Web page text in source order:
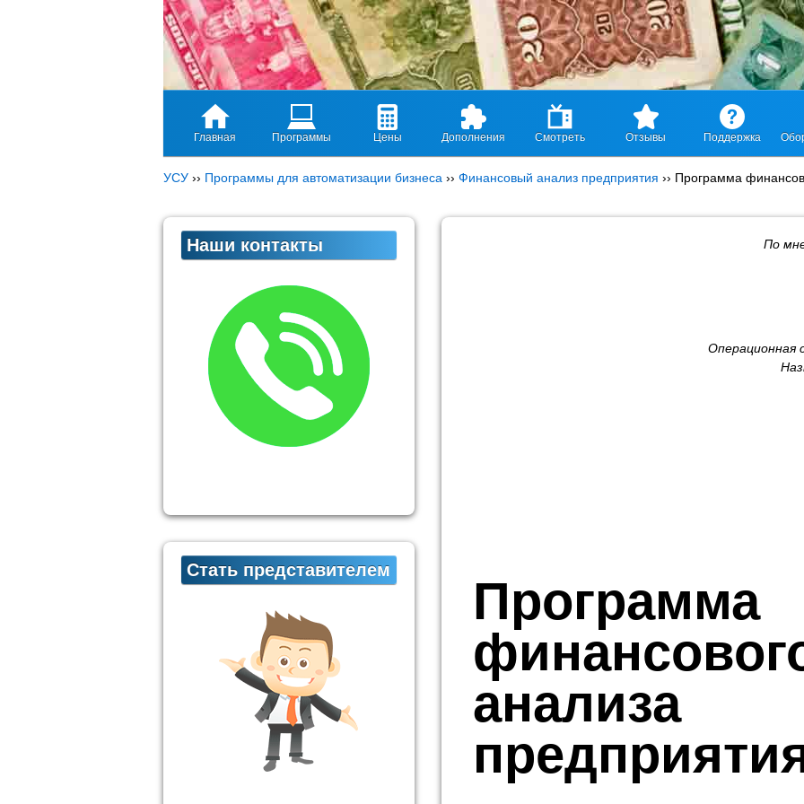
Главная Программы Цены Дополнения Смотреть Отзывы Поддержка
УСУ ›› Программы для автоматизации бизнеса ›› Финансовый анализ предприятия ›› Программа
По
Операционная
Программа
анализа
Наши контакты
Стать представителем